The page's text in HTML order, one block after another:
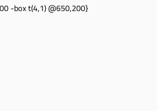
{iseries *938- #100 -box t(4,1) @650,200}